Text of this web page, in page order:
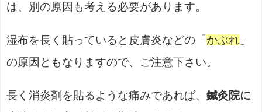
は、別の原因も考える必要があります。
湿布を長く貼っていると皮膚炎などの「 かぶれ 」
の原因ともなりますので、ご注意下さい。
長く消炎剤を貼るような痛みであれば、 鍼灸院に